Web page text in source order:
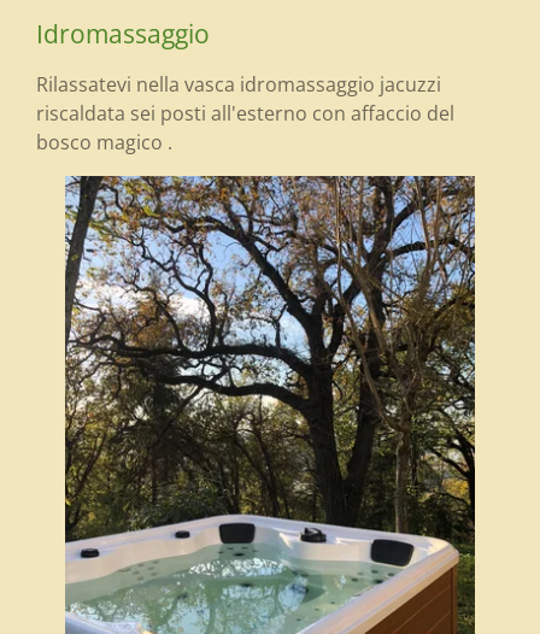
Idromassaggio
Rilassatevi nella vasca idromassaggio jacuzzi
riscaldata sei posti all'esterno con affaccio del
bosco magico .